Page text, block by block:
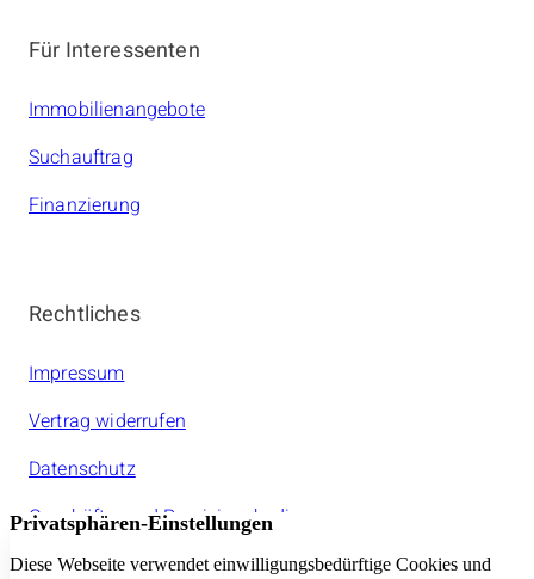
Für Interessenten
Immobilienangebote
Suchauftrag
Finanzierung
Rechtliches
Impressum
Vertrag widerrufen
Datenschutz
Geschäfts- und Provisionsbedinungen